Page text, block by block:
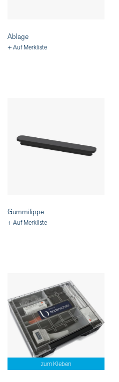
Ablage
+ Auf Merkliste
Gummilippe
+ Auf Merkliste
zum Kleben